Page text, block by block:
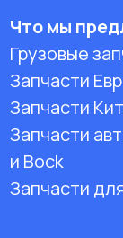
Что мы
Грузовые
Запчасти
Запчасти
Запчасти
и Bock
Запчасти